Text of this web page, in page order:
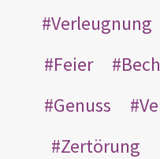
Verleugnung
Feier
Genuss
Zertörung